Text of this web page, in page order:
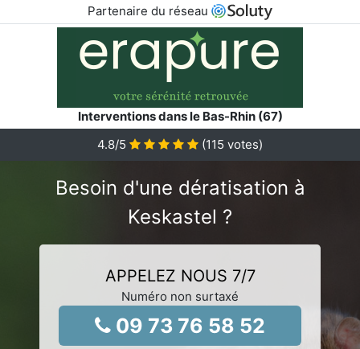
Partenaire du réseau
Interventions dans le Bas-Rhin (67)
4.8/5 (115 votes)
Besoin d'une dératisation à
Keskastel ?
APPELEZ NOUS 7/7
Numéro non surtaxé
09 73 76 58 52